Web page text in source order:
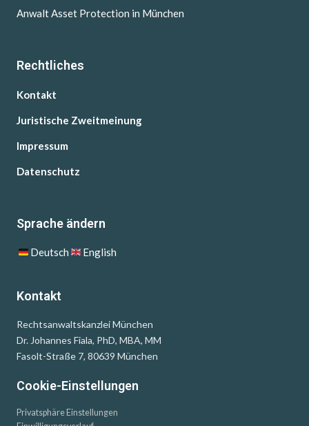
Anwalt Asset Protection in München
Rechtliches
Kontakt
Juristische Zweitmeinung
Impressum
Datenschutz
Sprache ändern
Deutsch English
Kontakt
Rechtsanwaltskanzlei München
Dr. Johannes Fiala, PhD, MBA, MM
Fasolt-Straße 7, 80639 München
Cookie-Einstellungen
Privatsphäre Einstellungen